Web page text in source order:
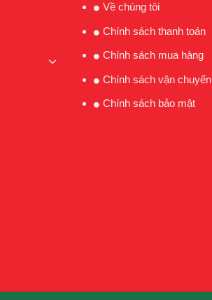
Về chúng tôi
Chính sách thanh toán
Chính sách mua hàng
Chính sách vận chuyển
Chính sách bảo mật